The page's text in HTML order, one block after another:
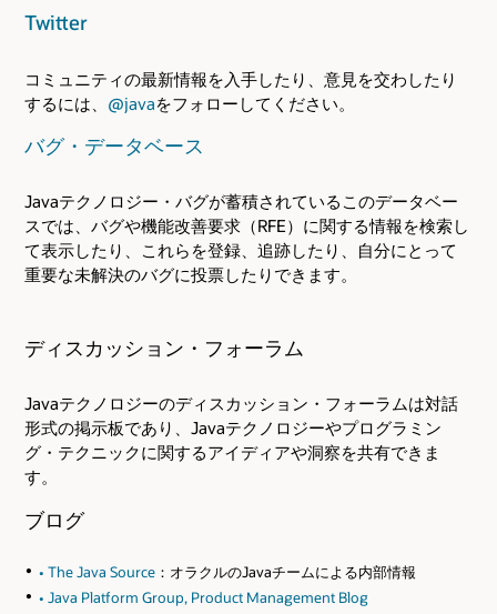
Twitter
コミュニティの最新情報を入手したり、意見を交わしたり
するには、 @javaをフォローしてください。
バグ・データベース
Javaテクノロジー・バグが蓄積されているこのデータベー
スでは、バグや機能改善要求（RFE）に関する情報を検索し
て表示したり、これらを登録、追跡したり、自分にとって
重要な未解決のバグに投票したりできます。
ディスカッション・フォーラム
Javaテクノロジーのディスカッション・フォーラムは対話
形式の掲示板であり、Javaテクノロジーやプログラミン
グ・テクニックに関するアイディアや洞察を共有できま
す。
ブログ
• The Java Source：オラクルのJavaチームによる内部情報
• Java Platform Group, Product Management Blog